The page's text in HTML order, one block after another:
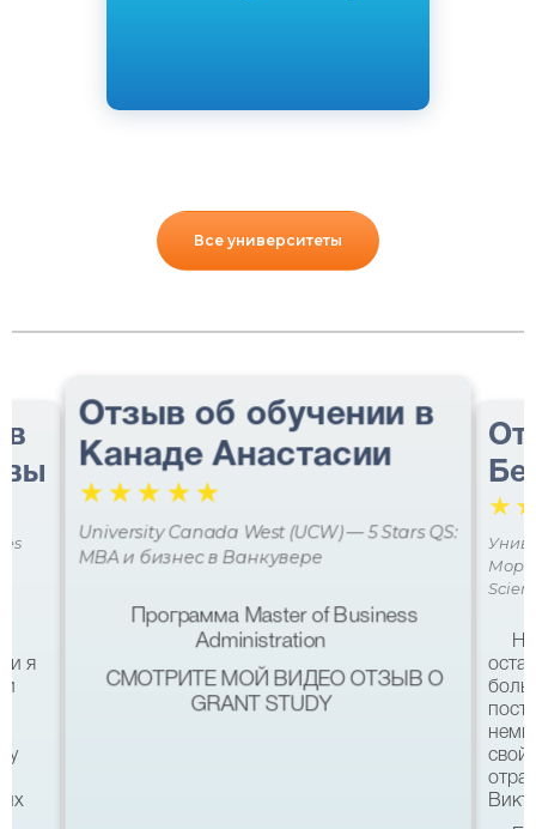
Все университеты
в
я
и
Отзыв об обучении в
Канаде Анастасии
☆☆☆ ☆☆
University Canada West (UCW) — 5 Stars QS:
MBA и бизнес в Ванкувере
Программа Master of Business
Administration
СМОТРИТЕ МОЙ ВИДЕО ОТЗЫВ О
GRANT STUDY
☆
Мора
свой